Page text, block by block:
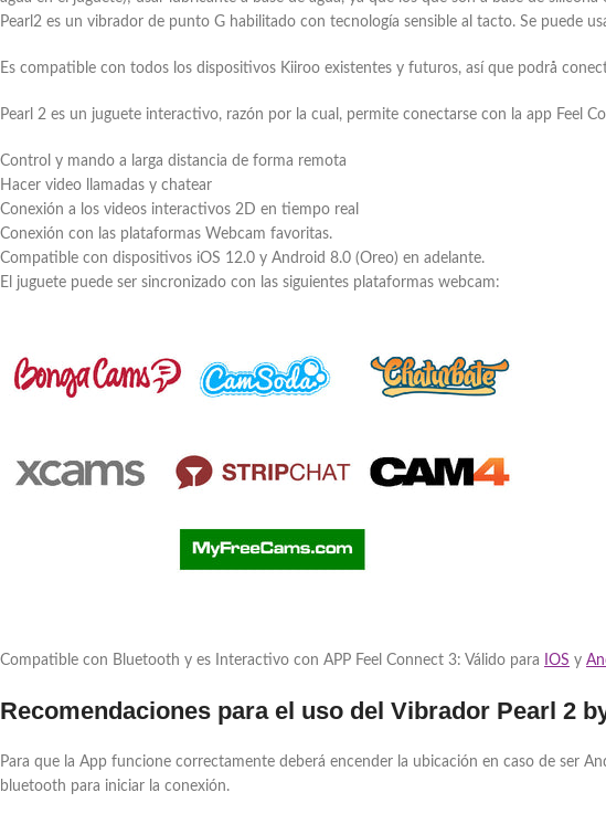
Pearl2 es un vibrador de punto G habilitado con tecnología sensible al tacto. Se puede
Es compatible con todos los dispositivos Kiiroo existentes y futuros, así que podrå
Pearl 2 es un juguete interactivo, razón por la cual, permite conectarse con la app Feel
Control y mando a larga distancia de forma remota
Hacer video llamadas y chatear
Conexión a los videos interactivos 2D en tiempo real
Conexión con las plataformas Webcam favoritas.
Compatible con dispositivos iOS 12.0 y Android 8.0 (Oreo) en adelante.
El juguete puede ser sincronizado con las siguientes plataformas webcam:
Compatible con Bluetooth y es Interactivo con APP Feel Connect 3: Válido para IOS y
Recomendaciones para el uso del Vibrador Pearl 2
Para que la App funcione correctamente deberá encender la ubicación en caso de ser
bluetooth para iniciar la conexión.